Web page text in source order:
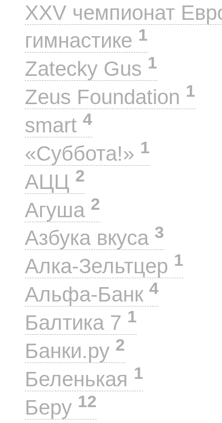
XXV чемпионат
гимнастике 1
Zatecky Gus 1
Zeus Foundation 1
smart 4
«Суббота!» 1
АЦЦ 2
Агуша 2
Азбука вкуса 3
Алка-Зельтцер 1
Альфа-Банк 4
Балтика 7 1
Банки.ру 2
Беленькая 1
Беру 12